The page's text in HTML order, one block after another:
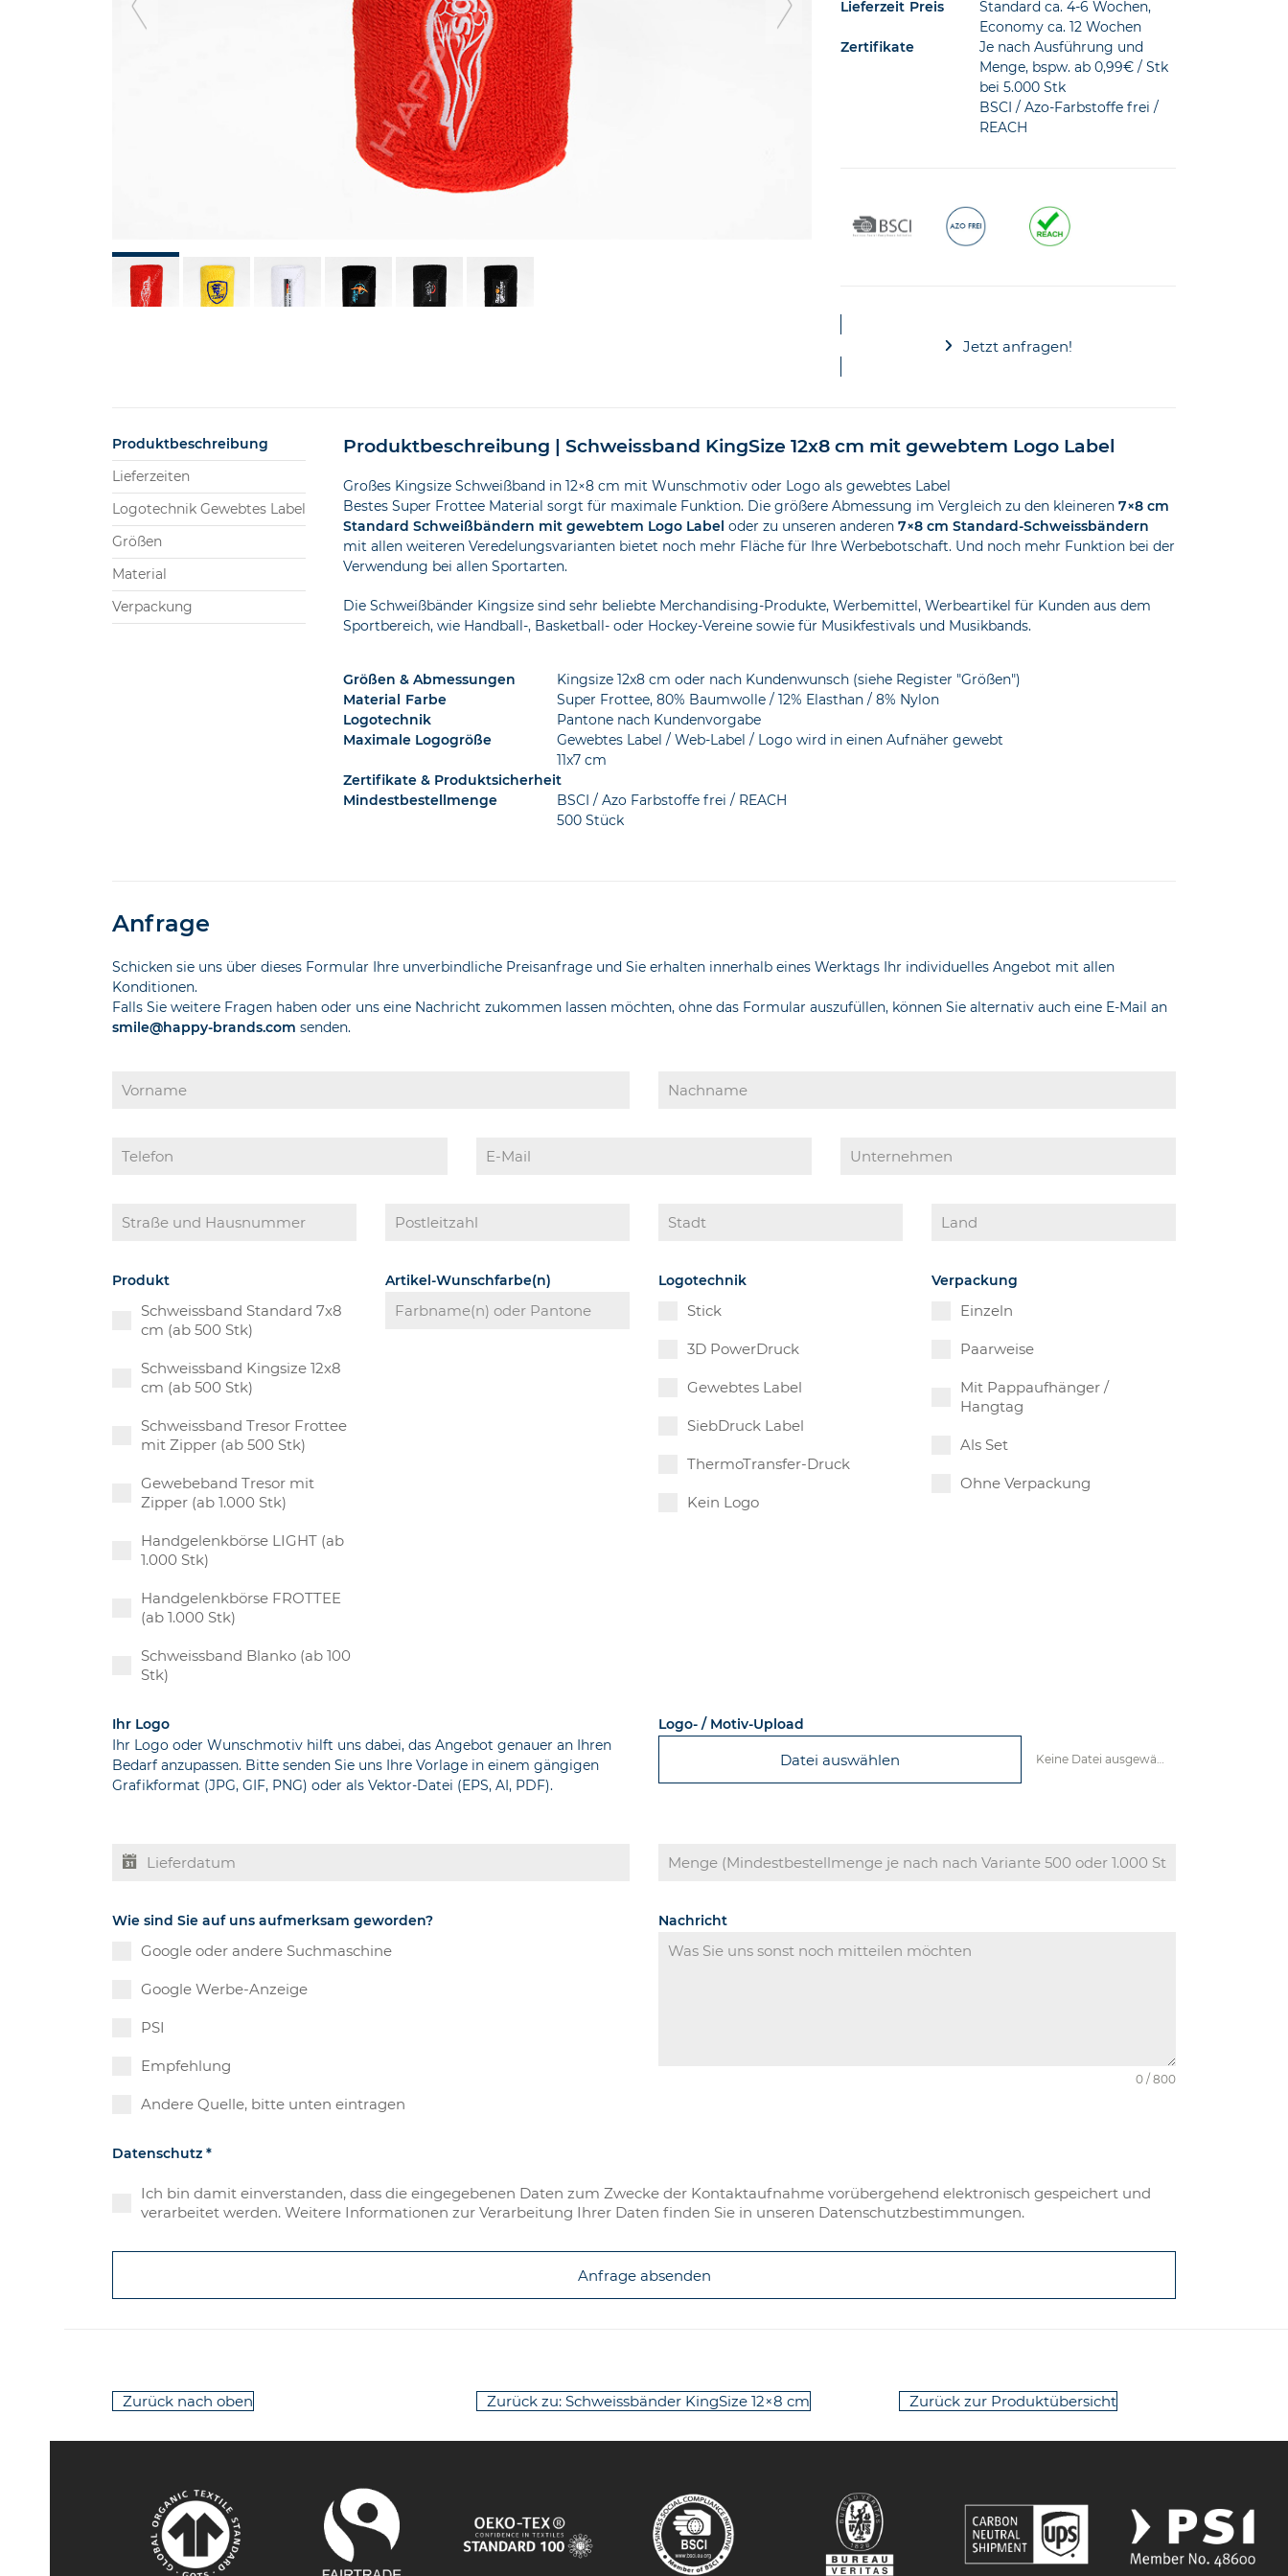
Lieferzeit
Standard ca. 4-6 Wochen,
Economy ca. 12 Wochen
Preis
Je nach Ausführung und
Menge, bspw. ab 0,99€ / Stk
bei 5.000 Stk
Zertifikate
BSCI / Azo-Farbstoffe frei /
REACH
Jetzt anfragen!
Produktbeschreibung
Lieferzeiten
Logotechnik Gewebtes Label
Größen
Material
Verpackung
Produktbeschreibung | Schweissband KingSize 12x8 cm mit gewebtem Logo Label
Großes Kingsize Schweißband in 12×8 cm mit Wunschmotiv oder Logo als gewebtes Label
Bestes Super Frottee Material sorgt für maximale Funktion. Die größere Abmessung im Vergleich zu den kleineren7×8 cm
Standard Schweißbändern mit gewebtem Logo Label oder zu unseren anderen7×8 cm Standard-Schweissbändern
mit allen weiteren Veredelungsvarianten bietet noch mehr Fläche für Ihre Werbebotschaft. Und noch mehr Funktion bei der
Verwendung bei allen Sportarten.
Die Schweißbänder Kingsize sind sehr beliebte Merchandising-Produkte, Werbemittel, Werbeartikel für Kunden aus dem
Sportbereich, wie Handball-, Basketball- oder Hockey-Vereine sowie für Musikfestivals und Musikbands.
Größen & Abmessungen
Kingsize 12x8 cm oder nach Kundenwunsch (siehe Register "Größen")
Material
Super Frottee, 80% Baumwolle / 12% Elasthan / 8% Nylon
Farbe
Pantone nach Kundenvorgabe
Logotechnik
Gewebtes Label / Web-Label / Logo wird in einen Aufnäher gewebt
Maximale Logogröße
11x7 cm
Zertifikate & Produktsicherheit
BSCI / Azo Farbstoffe frei / REACH
Mindestbestellmenge
500 Stück
Anfrage
Schicken sie uns über dieses Formular Ihre unverbindliche Preisanfrage und Sie erhalten innerhalb eines Werktags Ihr individuelles Angebot mit allen
Konditionen.
Falls Sie weitere Fragen haben oder uns eine Nachricht zukommen lassen möchten, ohne das Formular auszufüllen, können Sie alternativ auch eine E-Mail an
smile@happy-brands.com senden.
Produkt
Schweissband Standard 7x8
cm (ab 500 Stk)
Schweissband Kingsize 12x8
cm (ab 500 Stk)
Schweissband Tresor Frottee
mit Zipper (ab 500 Stk)
Gewebeband Tresor mit
Zipper (ab 1.000 Stk)
Handgelenkbörse LIGHT (ab
1.000 Stk)
Handgelenkbörse FROTTEE
(ab 1.000 Stk)
Schweissband Blanko (ab 100
Stk)
Artikel-Wunschfarbe(n) Logotechnik
Stick
3D PowerDruck
Gewebtes Label
SiebDruck Label
ThermoTransfer-Druck
Kein Logo
Verpackung
Einzeln
Paarweise
Mit Pappaufhänger /
Hangtag
Als Set
Ohne Verpackung
Ihr Logo
Ihr Logo oder Wunschmotiv hilft uns dabei, das Angebot genauer an Ihren
Bedarf anzupassen. Bitte senden Sie uns Ihre Vorlage in einem gängigen
Grafikformat (JPG, GIF, PNG) oder als Vektor-Datei (EPS, AI, PDF).
Logo- / Motiv-Upload
Datei auswählen Keine Datei ausgewählt
Wie sind Sie auf uns aufmerksam geworden?
Google oder andere Suchmaschine
Google Werbe-Anzeige
PSI
Empfehlung
Andere Quelle, bitte unten eintragen
Nachricht
0 / 800
Datenschutz*
Ich bin damit einverstanden, dass die eingegebenen Daten zum Zwecke der Kontaktaufnahme vorübergehend elektronisch gespeichert und
verarbeitet werden. Weitere Informationen zur Verarbeitung Ihrer Daten finden Sie in unseren Datenschutzbestimmungen.
Anfrage absenden
Zurück nach oben Zurück zu: Schweissbänder KingSize 12×8 cm Zurück zur Produktübersicht